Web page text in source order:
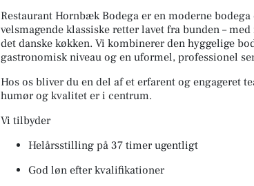
Restaurant Hornbæk Bodega er en moderne
velsmagende klassiske retter lavet fra bunden –
det danske køkken. Vi kombinerer den hyggelige
gastronomisk niveau og en uformel, professionel
Hos os bliver du en del af et erfarent og engageret
humør og kvalitet er i centrum.
Vi tilbyder
Helårsstilling på 37 timer ugentligt
God løn efter kvalifikationer